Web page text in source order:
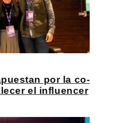
por la co-
el influencer